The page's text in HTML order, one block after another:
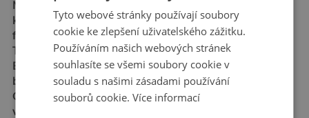
Materiál:Samolepicí
kanálková fólie - "Bubble
free"
Tloušťka:100 µm
Ekologický inkoust,
bezpečný pro zdraví
Odolná vůči povětrnostním
vlivům
Tyto webové stránky používají soubory
cookie ke zlepšení uživatelského zážitku.
Používáním našich webových stránek
souhlasíte se všemi soubory cookie v
souladu s našimi zásadami používání
souborů cookie.Více informací